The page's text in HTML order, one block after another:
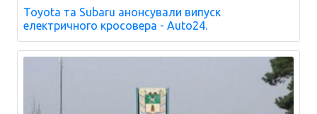
Toyota та Subaru анонсували випуск
електричного кросовера - Auto24.